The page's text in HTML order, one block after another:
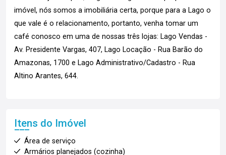
imóvel, nós somos a imobiliária certa, porque para a Lago o
que vale é o relacionamento, portanto, venha tomar um
café conosco em uma de nossas três lojas: Lago Vendas -
Av. Presidente Vargas, 407, Lago Locação - Rua Barão do
Amazonas, 1700 e Lago Administrativo/Cadastro - Rua
Altino Arantes, 644.
Itens do Imóvel
Área de serviço
Armários planejados (cozinha)